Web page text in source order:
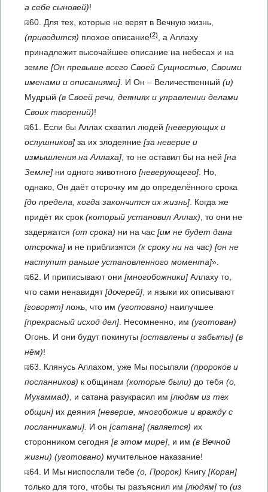
а себе сыновей)!
60. Для тех, которые не верят в Вечную жизнь,
(приводится) плохое описание(2)
, а Аллаху
принадлежит высочайшее описание на небесах и на
земле [Он превыше всего Своей Сущностью, Своими
именами и описаниями] . И Он – Величественный (и)
Мудрый (в Своей речи, деяниях и управлении делами
Своих творений)!
61. Если бы Аллах схватил людей [неверующих и
ослушников] за их злодеяние [за неверие и
измышления на Аллаха] , то не оставил бы на ней [на
Земле] ни одного животного [неверующего] . Но,
однако, Он даёт отсрочку им до определённого срока
[до предела, когда закончится их жизнь] . Когда же
придёт их срок (который установил Аллах) , то они не
задержатся (от срока) ни на час [им не будет дана
отсрочка] и не приблизятся (к сроку ни на час) [он не
наступит раньше установленного момента]».
62. И приписывают они [многобожники] Аллаху то,
что сами ненавидят[дочерей] , и языки их описывают
[говорят] ложь, что им (уготовано) наилучшее
[прекрасный исход дел] . Несомненно, им (уготован)
Огонь. И они будут покинуты [оставлены и забыты] (в
нём)!
63. Клянусь Аллахом, уже Мы посылали (пророков и
посланников) к общинам (которые были) до тебя (о,
Мухаммад) , и сатана разукрасил им [людям из тех
общин] их деяния [неверие, многобожие и вражду с
посланниками] . И он [сатана] (является) их
сторонником сегодня [в этом мире] , и им (в Вечной
жизни) (уготовано) мучительное наказание!
64. И Мы ниспослали тебе (о, Пророк) Книгу [Коран]
только для того, чтобы ты разъяснил им [людям] то (из